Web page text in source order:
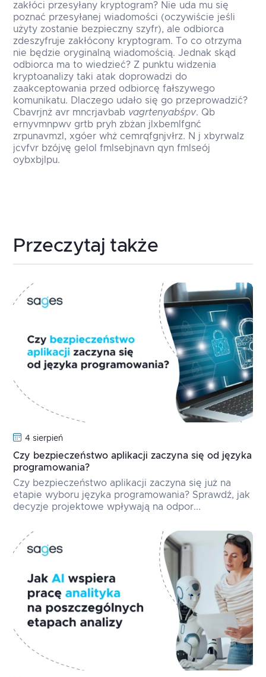
zakłóci przesyłany kryptogram? Nie uda mu się
poznać przesyłanej wiadomości (oczywiście jeśli
użyty zostanie bezpieczny szyfr), ale odbiorca
zdeszyfruje zakłócony kryptogram. To co otrzyma
nie będzie oryginalną wiadomością. Jednak skąd
odbiorca ma to wiedzieć? Z punktu widzenia
kryptoanalizy taki atak doprowadzi do
zaakceptowania przed odbiorcę fałszywego
komunikatu. Dlaczego udało się go przeprowadzić?
Cbavrjnż avr mncrjavbab vagrtenyabśpv. Qb
ernyvmnpwv grtb pryh zbżan jlxbemlfgnć
zrpunavmzl, xgóer whż cemrqfgnjvłrz. N j xbyrwalz
jcvfvr bzójvę gelol fmlsebjnavn qyn fmlseój
oybxbjlpu.
Przeczytaj także
4 sierpień
Czy bezpieczeństwo aplikacji zaczyna się od języka
programowania?
Czy bezpieczeństwo aplikacji zaczyna się już na
etapie wyboru języka programowania? Sprawdź, jak
decyzje projektowe wpływają na odpor...